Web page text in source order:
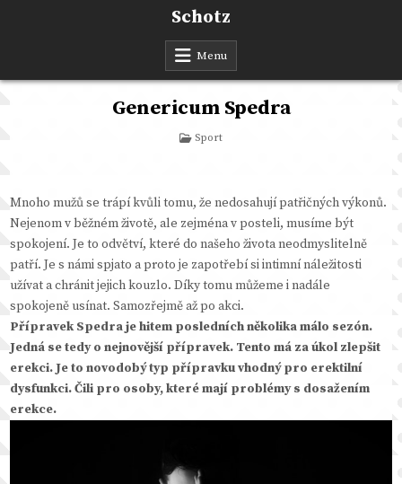
Schotz
Menu
Genericum Spedra
Posted
in
Sport
Mnoho mužů se trápí kvůli tomu, že nedosahují patřičných výkonů.
Nejenom v běžném životě, ale zejména v posteli, musíme být
spokojení. Je to odvětví, které do našeho života neodmyslitelně
patří. Je s námi spjato a proto je zapotřebí si intimní náležitosti
užívat a chránit jejich kouzlo. Díky tomu můžeme i nadále
spokojeně usínat. Samozřejmě až po akci.
PřípravekSpedraje hitem posledních několika málo sezón.
Jedná se tedy o nejnovější přípravek. Tento má za úkol zlepšit
erekci. Je to novodobý typ přípravku vhodný pro erektilní
dysfunkci. Čili pro osoby, které mají problémy s dosažením
erekce.